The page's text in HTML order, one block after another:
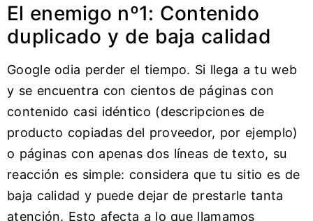
El enemigo nº1: Contenido
duplicado y de baja calidad
Google odia perder el tiempo. Si llega a tu web
y se encuentra con cientos de páginas con
contenido casi idéntico (descripciones de
producto copiadas del proveedor, por ejemplo)
o páginas con apenas dos líneas de texto, su
reacción es simple: considera que tu sitio es de
baja calidad y puede dejar de prestarle tanta
atención. Esto afecta a lo que llamamos